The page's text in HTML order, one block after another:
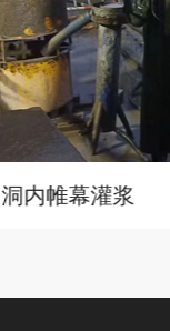
洞内帷幕灌浆